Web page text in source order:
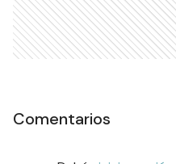
Comentarios